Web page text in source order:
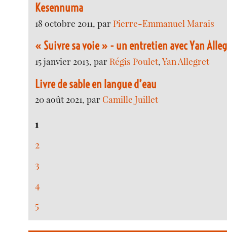
Kesennuma
18 octobre 2011, par Pierre-Emmanuel Marais
« Suivre sa voie » - un entretien avec Yan
15 janvier 2013, par Régis Poulet,Yan Allegret
Livre de sable en langue d’eau
20 août 2021, par Camille Juillet
1
2
3
4
5